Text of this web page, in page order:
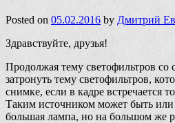
Posted on 05.02.2016 by Дмитрий
Здравствуйте, друзья!
Продолжая тему светофильтров со
затронуть тему светофильтров,
снимке, если в кадре встречается
Таким источником может быть
большая лампа, но на большом же